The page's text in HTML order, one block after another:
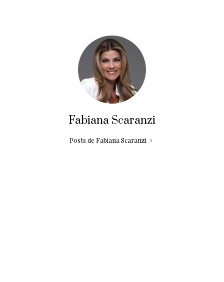
Fabiana Scaranzi
Posts de Fabiana Scaranzi